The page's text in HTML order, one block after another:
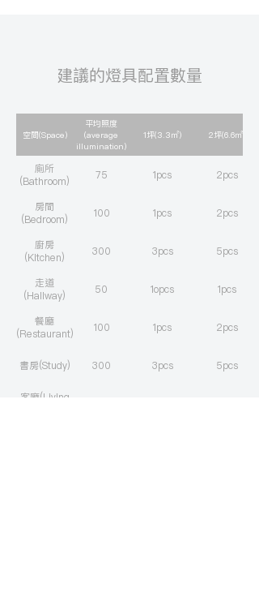
​建議的燈具配置數量
空間(Space)
平均照度
(average
illumination)
1坪(3.3㎡) 2坪(6.6㎡)
廁所
(Bathroom)
75 1pcs 2pcs
房間
(Bedroom)
100 1pcs 2pcs
廚房
(Kitchen)
300 3pcs 5pcs
走道
(Hallway)
50 1opcs 1pcs
餐廳
(Restaurant)
100 1pcs 2pcs
書房(Study) 300 3pcs 5pcs
客廳(Living